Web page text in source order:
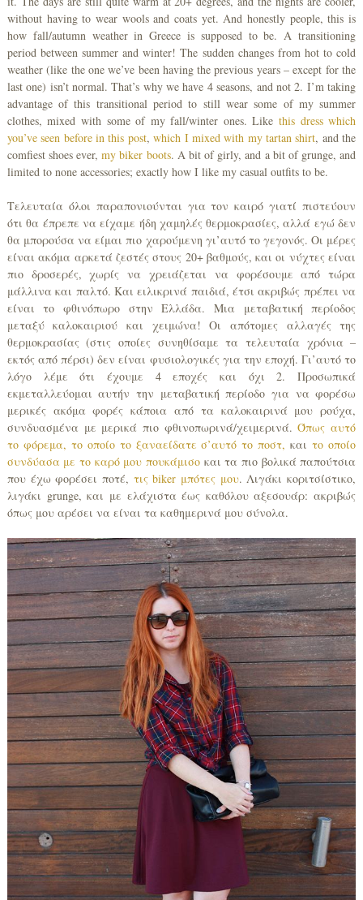
without having to wear wools and coats yet. And honestly people, this is
how fall/autumn weather in Greece is supposed to be. A transitioning
period between summer and winter! The sudden changes from hot to cold
weather (like the one we’ve been having the previous years – except for the
last one) isn’t normal. That’s why we have 4 seasons, and not 2. I’m taking
advantage of this transitional period to still wear some of my summer
clothes, mixed with some of my fall/winter ones. Like this dress which
you’ve seen before in this post,which I mixed with my tartan shirt, and the
comfiest shoes ever,my biker boots. A bit of girly, and a bit of grunge, and
limited to none accessories; exactly how I like my casual outfits to be.
Τελευταία όλοι παραπονιούνται για τον καιρό γιατί πιστεύουν
ότι θα έπρεπε να είχαμε ήδη χαμηλές θερμοκρασίες, αλλά εγώ δεν
θα μπορούσα να είμαι πιο χαρούμενη γι’αυτό το γεγονός. Οι μέρες
είναι ακόμα αρκετά ζεστές στους 20+ βαθμούς, και οι νύχτες είναι
πιο δροσερές, χωρίς να χρειάζεται να φορέσουμε από τώρα
μάλλινα και παλτό. Και ειλικρινά παιδιά, έτσι ακριβώς πρέπει να
είναι το φθινόπωρο στην Ελλάδα. Μια μεταβατική περίοδος
μεταξύ καλοκαιριού και χειμώνα! Οι απότομες αλλαγές της
θερμοκρασίας (στις οποίες συνηθίσαμε τα τελευταία χρόνια –
εκτός από πέρσι) δεν είναι φυσιολογικές για την εποχή. Γι’αυτό το
λόγο λέμε ότι έχουμε 4 εποχές και όχι 2. Προσωπικά
εκμεταλλεύομαι αυτήν την μεταβατική περίοδο για να φορέσω
μερικές ακόμα φορές κάποια από τα καλοκαιρινά μου ρούχα,
συνδυασμένα με μερικά πιο φθινοπωρινά/χειμερινά.Όπως αυτό
το φόρεμα, το οποίο το ξαναείδατε σ’αυτό το ποστ, καιτο οποίο
συνδύασα με το καρό μου πουκάμισο και τα πιο βολικά παπούτσια
που έχω φορέσει ποτέ, τις biker μπότες μου. Λιγάκι κοριτσίστικο,
λιγάκι grunge, και με ελάχιστα έως καθόλου αξεσουάρ: ακριβώς
όπως μου αρέσει να είναι τα καθημερινά μου σύνολα.